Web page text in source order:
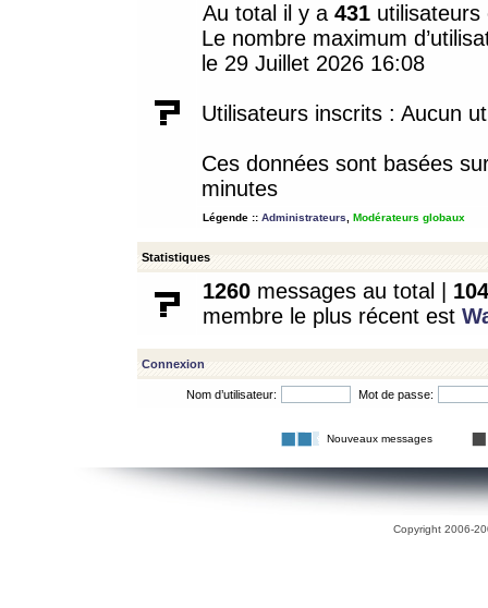
Au total il y a 431
Le nombre maximum
le 29 Juillet 2026 16:08
Utilisateurs inscrits : Aucun
Ces données sont basées
minutes
Légende :: Administrateurs Modérateurs globaux
Statistiques
1260 messages au total | 104
membre le plus récent est
Connexion
Nom d’utilisateur: Mot de passe:
Nouveaux messages
Copyright 2006-